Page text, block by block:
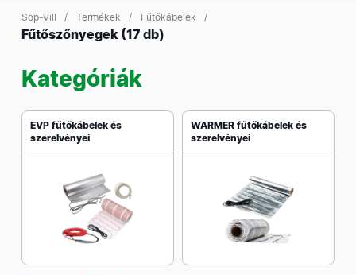
Sop-Vill Termékek Fűtőkábelek
Fűtőszőnyegek (17 db)
Kategóriák
EVP fűtőkábelek és
szerelvényei
WARMER fűtőkábelek és
szerelvényei